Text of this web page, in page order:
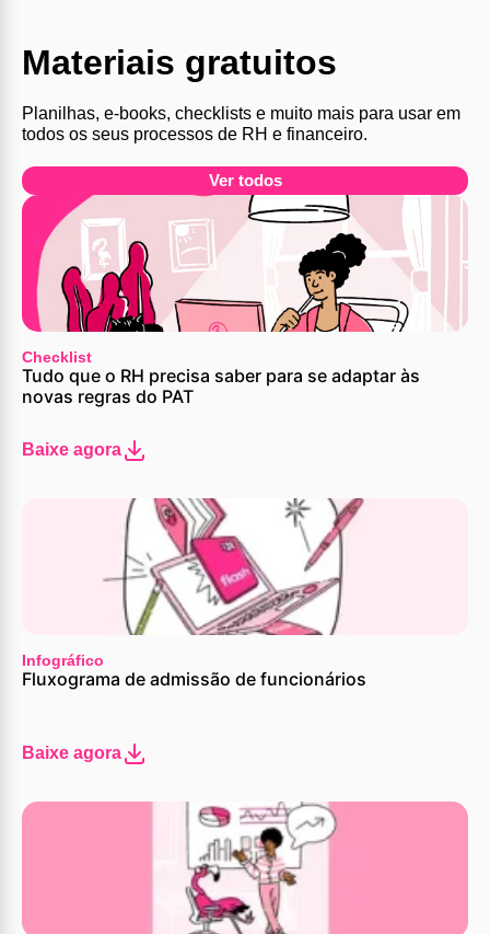
Materiais gratuitos
Planilhas, e-books, checklists e muito mais para usar em
todos os seus processos de RH e financeiro.
Ver todos
Checklist
Tudo que o RH precisa saber para se adaptar às
novas regras do PAT
Baixe agora
Infográfico
Fluxograma de admissão de funcionários
Baixe agora